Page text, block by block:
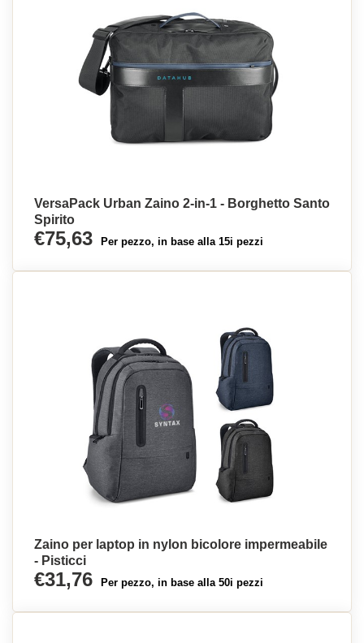
VersaPack Urban Zaino 2-in-1 - Borghetto Santo
Spirito
€75,63 Per pezzo, in base alla 15i pezzi
Zaino per laptop in nylon bicolore impermeabile
- Pisticci
€31,76 Per pezzo, in base alla 50i pezzi